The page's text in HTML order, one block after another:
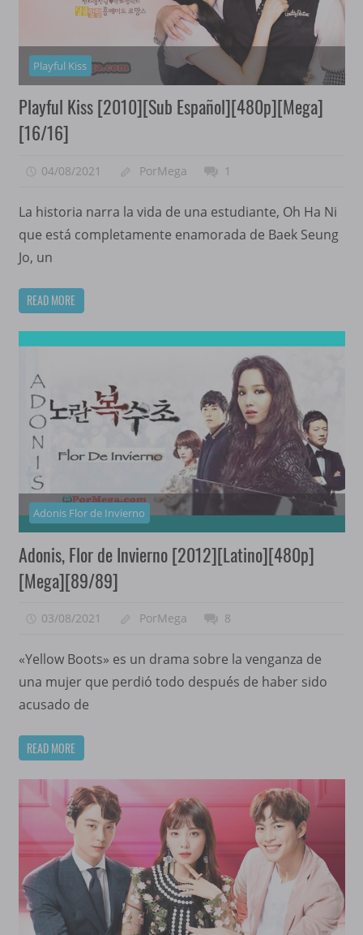
Playful Kiss
Playful Kiss [2010][Sub Español][480p][Mega]
[16/16]
04/08/2021 PorMega 1
La historia narra la vida de una estudiante, Oh Ha Ni
que está completamente enamorada de Baek Seung
Jo, un
READ MORE
Adonis Flor de Invierno
Adonis, Flor de Invierno [2012][Latino][480p]
[Mega][89/89]
03/08/2021 PorMega 8
«Yellow Boots» es un drama sobre la venganza de
una mujer que perdió todo después de haber sido
acusado de
READ MORE